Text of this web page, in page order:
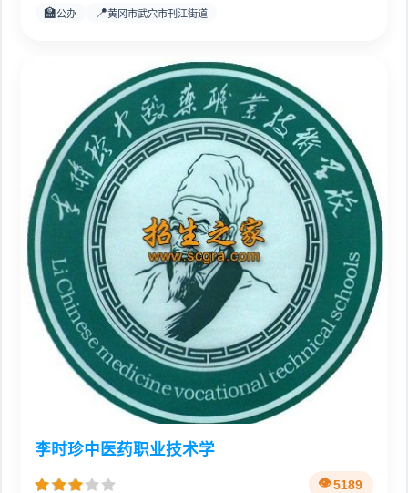
🏫公办 📍黄冈市武穴市刊江街道
李时珍中医药职业技术学
5189